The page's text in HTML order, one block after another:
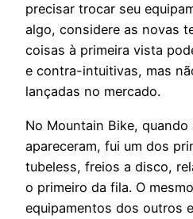
precisar trocar seu
algo, considere as novas
coisas à primeira vista
e contra-intuitivas, mas
lançadas no mercado.
No Mountain Bike,
apareceram, fui um dos
tubeless, freios a disco,
o primeiro da fila. O
equipamentos dos outros